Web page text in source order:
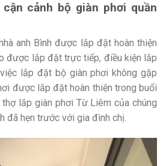
cảnh bộ giàn phơi quần
anh Bình được lắp đặt hoàn thiện
được lắp đặt trực tiếp, điều kiện lắp
lắp đặt bộ giàn phơi không gặp
được lắp đặt hoàn thiện trong buổi
lắp giàn phơi Từ Liêm của chúng
đã hẹn trước với gia đình chị.